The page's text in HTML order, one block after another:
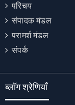
परिचय
संपादक मंडल
परामर्श मंडल
संपर्क
ब्लॉग श्रेणियाँ